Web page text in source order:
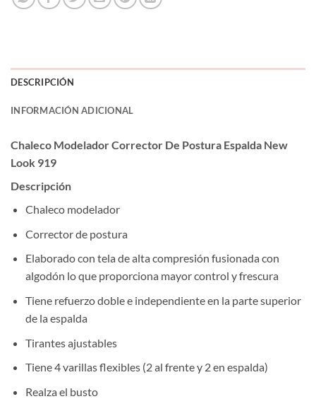
DESCRIPCIÓN
INFORMACIÓN ADICIONAL
Chaleco Modelador Corrector De Postura Espalda New
Look 919
Descripción
Chaleco modelador
Corrector de postura
Elaborado con tela de alta compresión fusionada con
algodón lo que proporciona mayor control y frescura
Tiene refuerzo doble e independiente en la parte superior
de la espalda
Tirantes ajustables
Tiene 4 varillas flexibles (2 al frente y 2 en espalda)
Realza el busto